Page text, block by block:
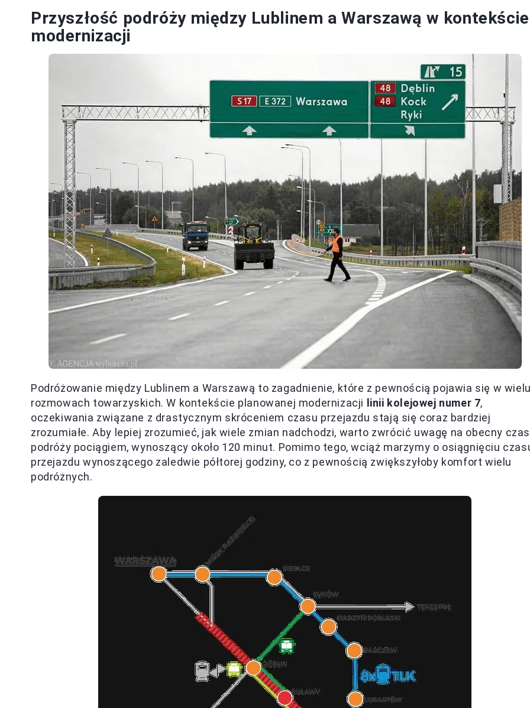
Przyszłość podróży między Lublinem a Warszawą w kontekście
modernizacji
Podróżowanie między Lublinem a Warszawą to zagadnienie, które z pewnością pojawia się w
rozmowach towarzyskich. W kontekście planowanej modernizacji
linii kolejowej numer 7,
oczekiwania związane z drastycznym skróceniem czasu przejazdu stają się coraz bardziej
zrozumiałe. Aby lepiej zrozumieć, jak wiele zmian nadchodzi, warto zwrócić uwagę na obecny czas
podróży pociągiem, wynoszący około 120 minut. Pomimo tego, wciąż marzymy o osiągnięciu
przejazdu wynoszącego zaledwie półtorej godziny, co z pewnością zwiększyłoby komfort wielu
podróżnych.